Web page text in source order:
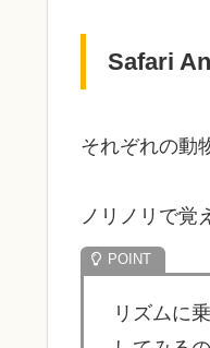
Safari
それぞれの動
ノリノリで覚
リズムに